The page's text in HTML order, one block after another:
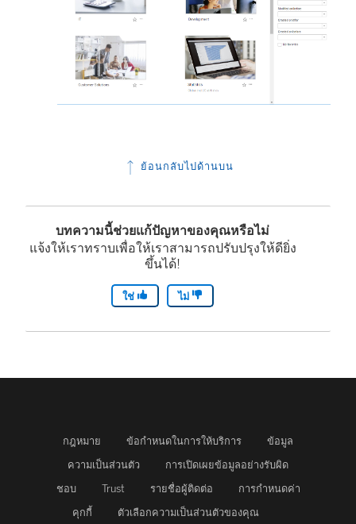
ย้อนกลับไปด้านบน
บทความนี้ช่วยแก้ปัญหาของคุณหรือไม่
แจ้งให้เราทราบเพื่อให้เราสามารถปรับปรุงให้ดียิ่ง
ขึ้นได้!
ใช่ ไม่
กฎหมาย ข้อกำหนดในการให้บริการ
ข้อมูล
ความเป็นส่วนตัว
การเปิดเผยข้อมูลอย่างรับผิด
ชอบ
Trust รายชื่อผู้ติดต่อ
การกำหนดค่า
คุกกี้
ตัวเลือกความเป็นส่วนตัวของคุณ